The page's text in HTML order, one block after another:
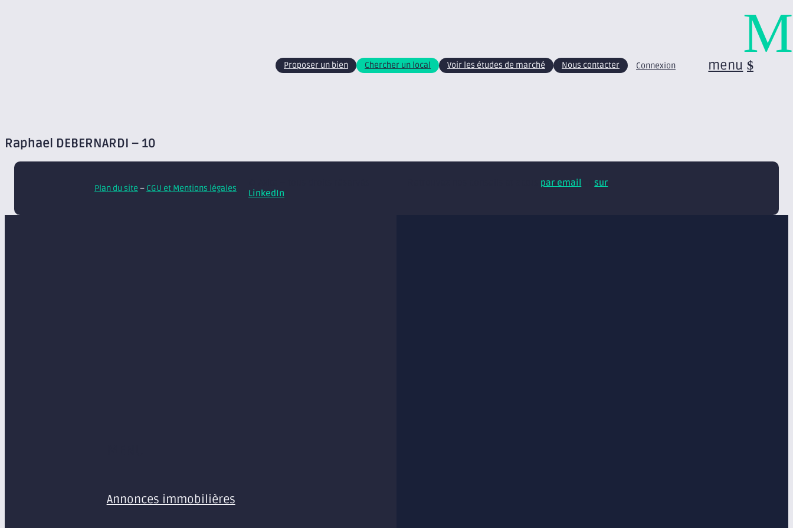
Proposer un bien Chercher un local Voir les études de marché Nous contacter Connexion menu
Raphael DEBERNARDI – 10
Plan du site – CGU et Mentions légales par email etsur
LinkedIn
Annonces immobilières
M